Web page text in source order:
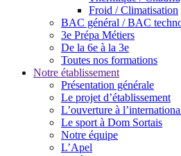
Froid / Climatisation
BAC général / BAC
3e Prépa Métiers
De la 6e à la 3e
Toutes nos formations
Notre établissement
Présentation générale
Le projet d’établissement
L’ouverture à
Le sport à Dom Sortais
Notre équipe
L’Apel